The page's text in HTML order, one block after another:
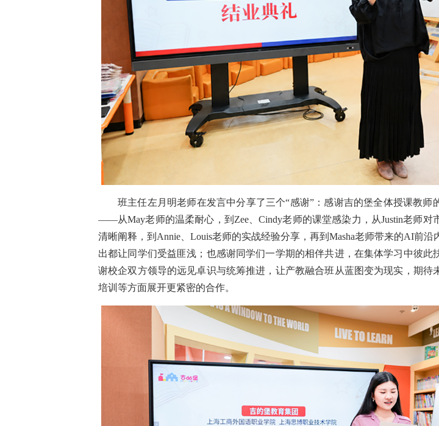
班主任左月明老师在发言中分享了三个“感谢”：感谢吉的堡全体授课教师
——从May老师的温柔耐心，到Zee、Cindy老师的课堂感染力，从Justin老师对
清晰阐释，到Annie、Louis老师的实战经验分享，再到Masha老师带来的AI前沿
出都让同学们受益匪浅；也感谢同学们一学期的相伴共进，在集体学习中彼此
谢校企双方领导的远见卓识与统筹推进，让产教融合班从蓝图变为现实，期待
培训等方面展开更紧密的合作。